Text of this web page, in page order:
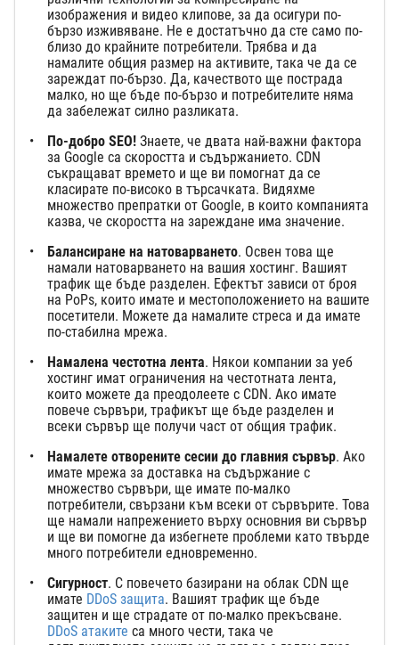
изображения и видео клипове, за да осигури по-
бързо изживяване. Не е достатъчно да сте само по-
близо до крайните потребители. Трябва и да
намалите общия размер на активите, така че да се
зареждат по-бързо. Да, качеството ще пострада
малко, но ще бъде по-бързо и потребителите няма
да забележат силно разликата.
По-добро SEO! Знаете, че двата най-важни фактора
за Google са скоростта и съдържанието. CDN
съкращават времето и ще ви помогнат да се
класирате по-високо в търсачката. Видяхме
множество препратки от Google, в които компанията
казва, че скоростта на зареждане има значение.
Балансиране на натоварването. Освен това ще
намали натоварването на вашия хостинг. Вашият
трафик ще бъде разделен. Ефектът зависи от броя
на PoPs, които имате и местоположението на вашите
посетители. Можете да намалите стреса и да имате
по-стабилна мрежа.
Намалена честотна лента. Някои компании за уеб
хостинг имат ограничения на честотната лента,
които можете да преодолеете с CDN. Ако имате
повече сървъри, трафикът ще бъде разделен и
всеки сървър ще получи част от общия трафик.
Намалете отворените сесии до главния сървър. Ако
имате мрежа за доставка на съдържание с
множество сървъри, ще имате по-малко
потребители, свързани към всеки от сървърите. Това
ще намали напрежението върху основния ви сървър
и ще ви помогне да избегнете проблеми като твърде
много потребители едновременно.
Сигурност. С повечето базирани на облак CDN ще
имате DDoS защита. Вашият трафик ще бъде
защитен и ще страдате от по-малко прекъсване.
DDoS атаките са много чести, така че